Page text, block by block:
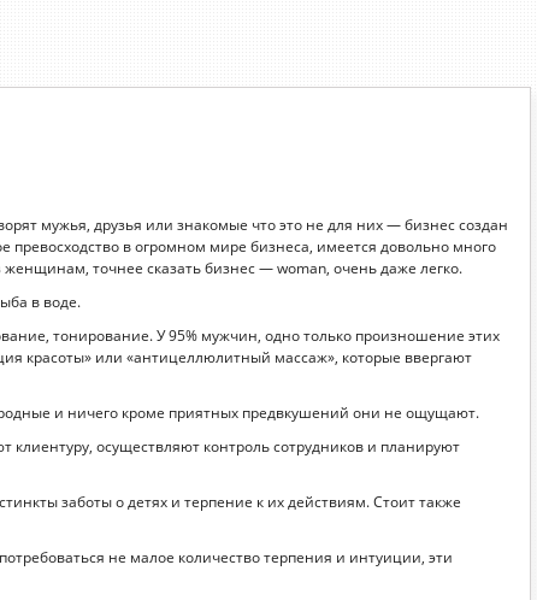
мужья, друзья или знакомые что это не для них — бизнес создан
в огромном мире бизнеса, имеется довольно много
точнее сказать бизнес — woman, очень даже легко.
в воде.
тонирование. У 95% мужчин, одно только произношение этих
красоты» или «антицеллюлитный массаж», которые ввергают
и ничего кроме приятных предвкушений они не ощущают.
осуществляют контроль сотрудников и планируют
заботы о детях и терпение к их действиям. Стоит также
не малое количество терпения и интуиции, эти